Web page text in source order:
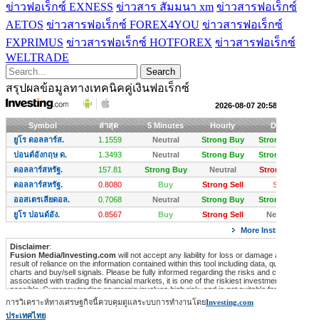
ข่าวฟอเร็กซ์ EXNESS ข่าวสาร สัมมนา xm ข่าวสารฟอเร็กซ์
AETOS ข่าวสารฟอเร็กซ์ FOREX4YOU ข่าวสารฟอเร็กซ์
FXPRIMUS ข่าวสารฟอเร็กซ์ HOTFOREX ข่าวสารฟอเร็กซ์
WELTRADE
สรุปผลข้อมูลทางเทคนิคคู่เงินฟอเร็กซ์
การวิเคราะห์ทางเศรษฐกิจนี้ควบคุมดูแลระบบการทำงานโดยInvesting.com
ประเทศไทย